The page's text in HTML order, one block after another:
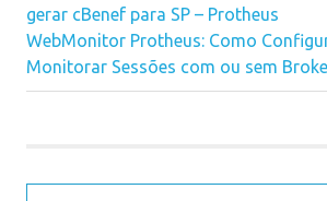
Navegação
de
Post
Post:
gerar cBenef para SP – Protheus
Next
Post:
WebMonitor Protheus: Como
Monitorar Sessões com ou sem